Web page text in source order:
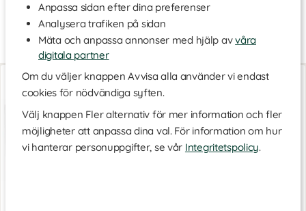
Anpassa sidan efter dina preferenser
Analysera trafiken på sidan
Mäta och anpassa annonser med hjälp avvåra
digitala partner
Om du väljer knappen Avvisa alla använder vi endast
cookies för nödvändiga syften.
Välj knappen Fler alternativ för mer information och fler
möjligheter att anpassa dina val. För information om hur
vi hanterar personuppgifter, se vår Integritetspolicy.
DIY Färdiga Kit
Do It Yourself – men få lite hjälp på traven! Här hittar du färdiga
kit med eteriska oljor för hud och hår.
Hårolja Kur
Ansiktsserum DIY